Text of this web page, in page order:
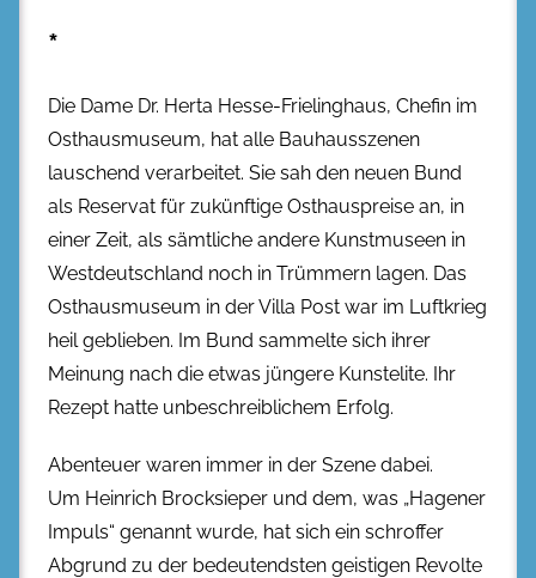
*
Die Dame Dr. Herta Hesse-Frielinghaus, Chefin im
Osthausmuseum, hat alle Bauhausszenen
lauschend verarbeitet. Sie sah den neuen Bund
als Reservat für zukünftige Osthauspreise an, in
einer Zeit, als sämtliche andere Kunstmuseen in
Westdeutschland noch in Trümmern lagen. Das
Osthausmuseum in der Villa Post war im Luftkrieg
heil geblieben. Im Bund sammelte sich ihrer
Meinung nach die etwas jüngere Kunstelite. Ihr
Rezept hatte unbeschreiblichem Erfolg.
Abenteuer waren immer in der Szene dabei.
Um Heinrich Brocksieper und dem, was „Hagener
Impuls“ genannt wurde, hat sich ein schroffer
Abgrund zu der bedeutendsten geistigen Revolte